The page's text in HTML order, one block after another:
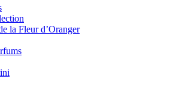
la Fleur d’Oranger